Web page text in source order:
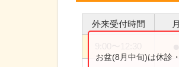
外来受付時間 月
お盆(8月中旬)は休診